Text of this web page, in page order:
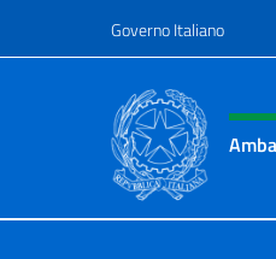
Governo Italiano
Intestazione